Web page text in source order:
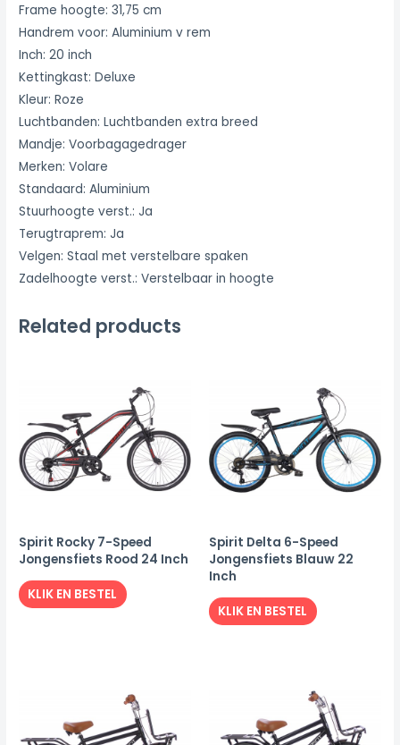
Frame hoogte: 31,75 cm
Handrem voor: Aluminium v rem
Inch: 20 inch
Kettingkast: Deluxe
Kleur: Roze
Luchtbanden: Luchtbanden extra breed
Mandje: Voorbagagedrager
Merken: Volare
Standaard: Aluminium
Stuurhoogte verst.: Ja
Terugtraprem: Ja
Velgen: Staal met verstelbare spaken
Zadelhoogte verst.: Verstelbaar in hoogte
Related products
Spirit Rocky 7-Speed
Jongensfiets Rood 24 Inch
KLIK EN BESTEL
Spirit Delta 6-Speed
Jongensfiets Blauw 22
Inch
KLIK EN BESTEL